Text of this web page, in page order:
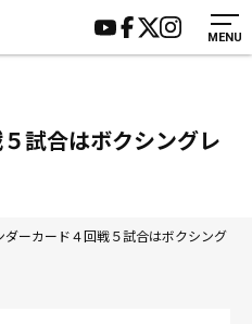
MENU
ッズ
施設紹介
会員様の声
サポーター募集
試合はボクシングレ
ダーカード４回戦５試合はボクシング